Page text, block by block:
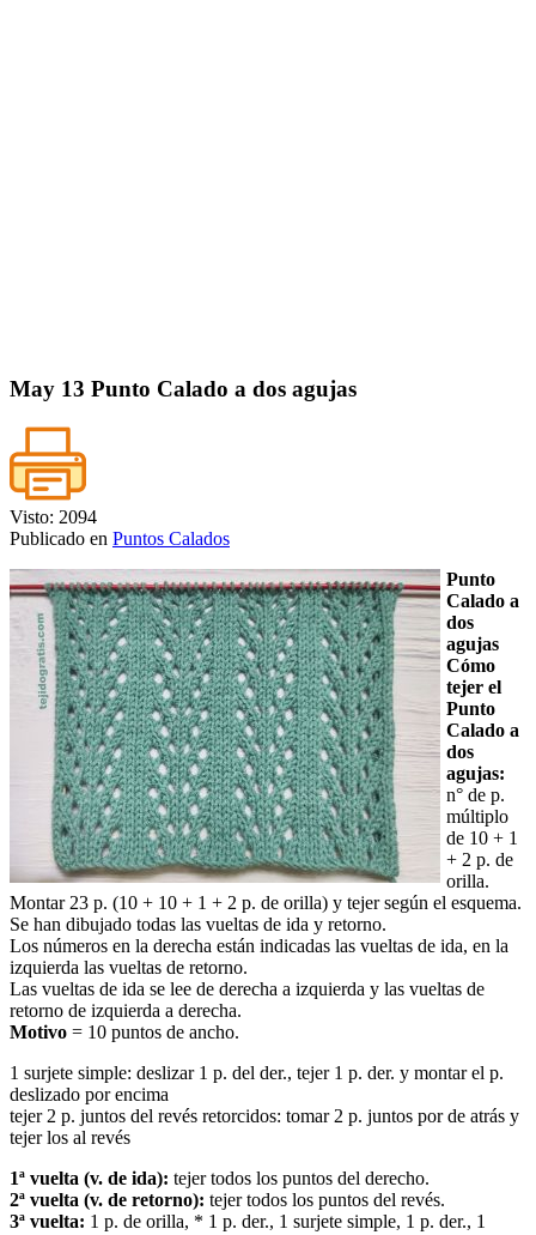
May 13 Punto Calado a dos agujas
Visto: 2094
Publicado en Puntos Calados
Punto
Calado a
dos
agujas
Cómo
tejer el
Punto
Calado a
dos
agujas:
n° de p.
múltiplo
de 10 + 1
+ 2 p. de
orilla.
Montar 23 p. (10 + 10 + 1 + 2 p. de orilla) y tejer según el esquema.
Se han dibujado todas las vueltas de ida y retorno.
Los números en la derecha están indicadas las vueltas de ida, en la
izquierda las vueltas de retorno.
Las vueltas de ida se lee de derecha a izquierda y las vueltas de
retorno de izquierda a derecha.
Motivo = 10 puntos de ancho.
1 surjete simple: deslizar 1 p. del der., tejer 1 p. der. y montar el p.
deslizado por encima
tejer 2 p. juntos del revés retorcidos: tomar 2 p. juntos por de atrás y
tejer los al revés
1ª vuelta (v. de ida): tejer todos los puntos del derecho.
2ª vuelta (v. de retorno): tejer todos los puntos del revés.
3ª vuelta: 1 p. de orilla, * 1 p. der., 1 surjete simple, 1 p. der., 1